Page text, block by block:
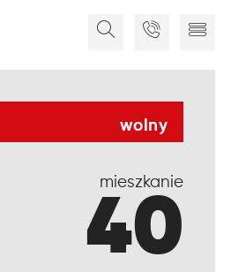
mieszkanie
40
wolny